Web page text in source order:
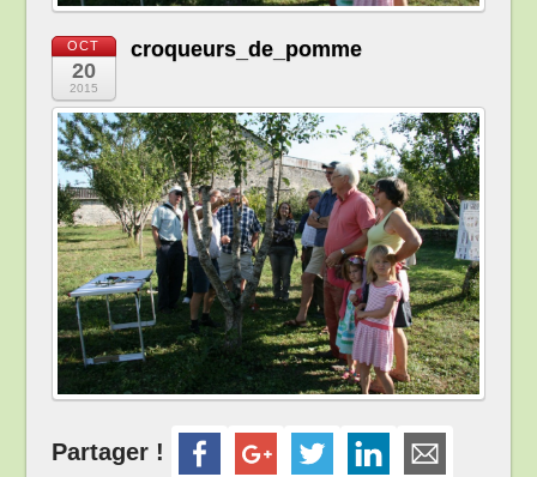
OCT
20
2015
croqueurs_de_pomme
Partager !